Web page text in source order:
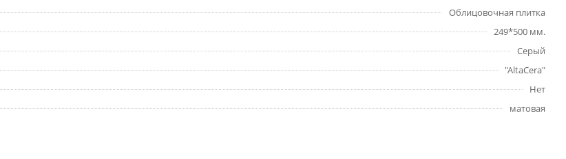
Облицовочная плитка
249*500 мм.
Серый
"AltaCera"
Нет
матовая